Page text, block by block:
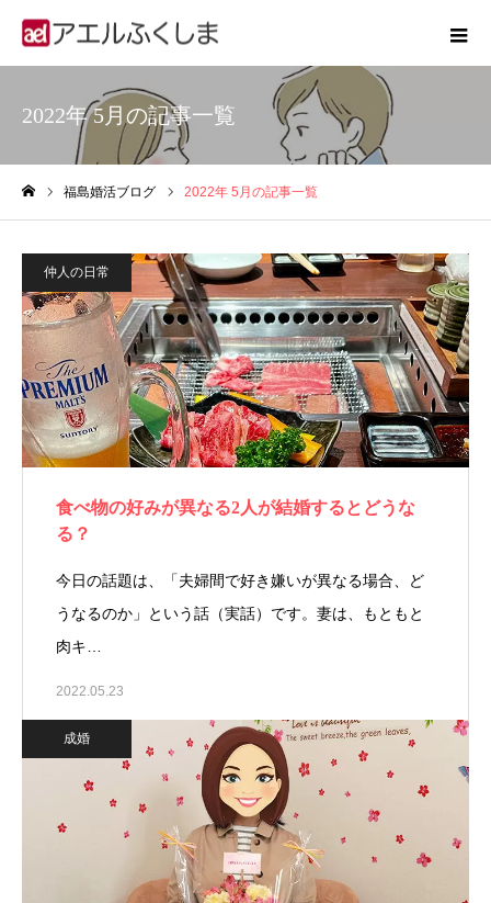
2022年 5月の記事一覧
福島婚活ブログ 2022年 5月の記事一覧
仲人の日常
食べ物の好みが異なる2人が結婚するとどうな
る？
今日の話題は、「夫婦間で好き嫌いが異なる場合、ど
うなるのか」という話（実話）です。妻は、もともと
肉キ…
2022.05.23
成婚